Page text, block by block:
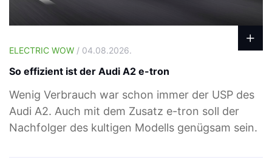
ELECTRIC WOW / 04.08.2026.
So effizient ist der Audi A2 e-tron
Wenig Verbrauch war schon immer der USP des
Audi A2. Auch mit dem Zusatz e-tron soll der
Nachfolger des kultigen Modells genügsam sein.